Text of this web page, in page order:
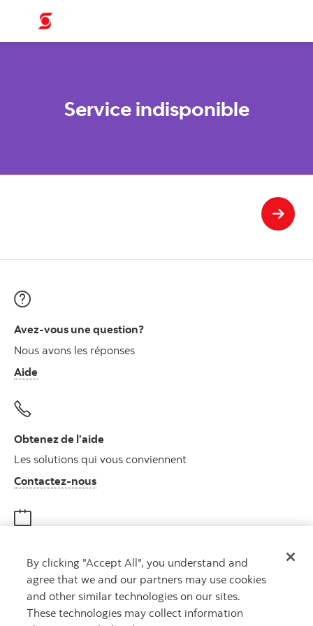
Service indisponible
Avez-vous une question?
Nous avons les réponses
Aide
Obtenez de l’aide
Les solutions qui vous conviennent
Contactez-nousAutres numéros, contactez-nous par
Rencontrez un conseiller
Prenez rendez-vous
By clicking "Accept All", you understand and
agree that we and our partners may use cookies
and other similar technologies on our sites.
These technologies may collect information